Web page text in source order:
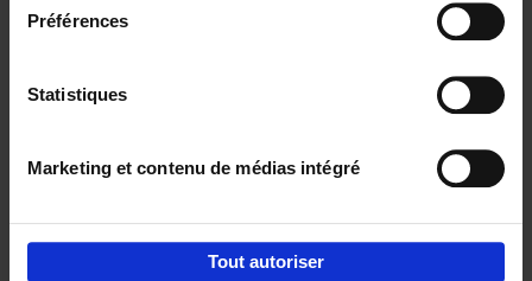
Préférences
Statistiques
Marketing et contenu de médias intégré
Tout autoriser
Digital marketing like a PRO -
completely revised edition (EN)